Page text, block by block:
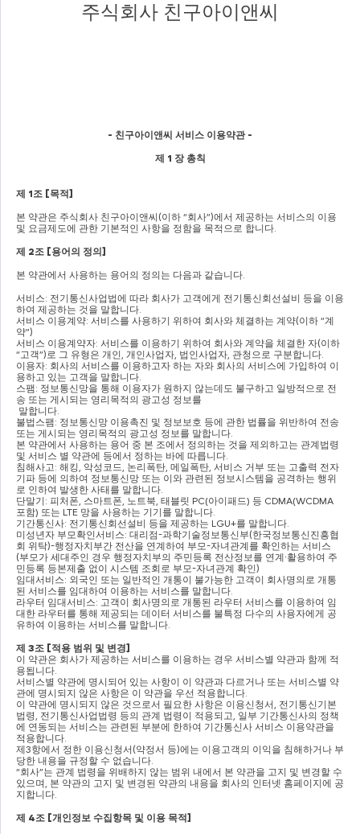
주식회사 친구아이앤씨
- 친구아이앤씨 서비스 이용약관 -
제 1 장 총칙
제 1조 [목적]
본 약관은 주식회사 친구아이앤씨 (이하 “회사”)에서 제공하는 서비스의 이용
및 요금제도에 관한 기본적인 사항을 정함을 목적으로 합니다
제 2조 [용어의 정의]
본 약관에서 사용하는 용어의 정의는 다음과 같습니다
서비스: 전기통신사업법에 따라 회사가 고객에게 전기통신회선설비 등을 이용
하여 제공하는 것을 말합니다
서비스 이용계약: 서비스를 사용하기 위하여 회사와 체결하는 계약(이하 “계
약”)
서비스 이용계약자: 서비스를 이용하기 위하여 회사와 계약을 체결한 자(
“고객”) 로 그 유형은 개인 개인사업자 법인사업자 관청으로 구분합니다
이용자: 회사의 서비스를 이용하고자 하는 자와 회사의 서비스에 가입하여 이
용하고 있는 고객을 말합니다
스팸: 정보통신망을 통해 이용자가 원하지 않는데도 불구하고 일방적으로 전
송 또는 게시되는 영리목적의 광고성 정보를
말합니다
불법스팸: 정보통신망 이용촉진 및 정보보호 등에 관한 법률을 위반하여 전송
또는 게시되는 영리목적의 광고성 정보를 말합니다
본 약관에서 사용하는 용어 중 본 조에서 정의하는 것을 제외하고는 관계법령
및 서비스 별 약관에 등에서 정하는 바에 따릅니다
침해사고 : 해킹 악성코드 논리폭탄 메일폭탄 서비스 거부 또는 고출력 전자
기파 등에 의하여 정보통신망 또는 이와 관련된 정보시스템을 공격하는 행위
로 인하여 발생한 사태를 말합니다
단말기 : 피처폰 스마트폰 노트북 태블릿 PC(아이패드) 등
포함) 또는 LTE 망을 사용하는 기기를 말합니다
기간통신사: 전기통신회선설비 등을 제공하는 LGU+를 말합니다
미성년자 부모확인서비스: 대리점-과학기술정보통신부(한국정보통신진흥협
회 위탁)-행정자치부간 전산을 연계하여 부모-
(부모가 세대주인 경우 행정자치부의 주민등록 전산정보를 연계∙활용하여 주
민등록 등본제출 없이 시스템 조회로 부모-자녀관계 확인)
임대서비스: 외국인 또는 일반적인 개통이 불가능한 고객이 회사명의로 개통
된 서비스를 임대하여 이용하는 서비스를 말합니다
라우터 임대서비스: 고객이 회사명의로 개통된 라우터 서비스를 이용하여 임
대한 라우터를 통해 제공되는 데이터 서비스를 불특정 다수의 사용자에게 공
유하여 이용하는 서비스를 말합니다
제 3조 [적용 범위 및 변경]
이 약관은 회사가 제공하는 서비스를 이용하는 경우 서비스별 약관과 함께 적
용됩니다
서비스별 약관에 명시되어 있는 사항이 이 약관과 다르거나 또는 서비스별 약
관에 명시되지 않은 사항은 이 약관을 우선 적용합니다
이 약관에 명시되지 않은 것으로서 필요한 사항은 이용신청서 전기통신기본
법령 전기통신사업법령 등의 관계 법령이 적용되고
일부 기간통신사의 정책
에 연동되는 서비스는 관련된 부분에 한하여 기간통신사 서비스 이용약관을
적용합니다
제3항에서 정한 이용신청서(약정서 등)에는 이용고객의 이익을 침해하거나 부
당한 내용을 규정할 수 없습니다
“회사”는 관계 법령을 위배하지 않는 범위 내에서 본 약관을 고지 및 변경할 수
있으며 본 약관의 고지 및 변경된 약관의 내용을 회사의 인터넷 홈페이지에 공
지합니다
제 4조 [개인정보 수집항목 및 이용 목적]